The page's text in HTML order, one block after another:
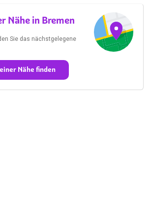
Nähe in Bremen
Sie das nächstgelegene
Nähe finden